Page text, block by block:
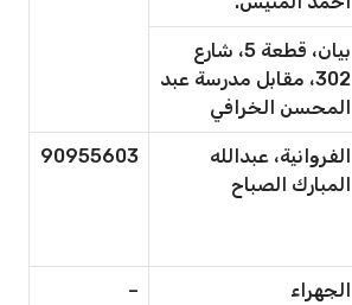
بيان، قطعة 5، شارع
302، مقابل مدرسة عبد
المحسن الخرافي
الفروانية، عبدالله
المبارك الصباح
90955603
الجهراء –